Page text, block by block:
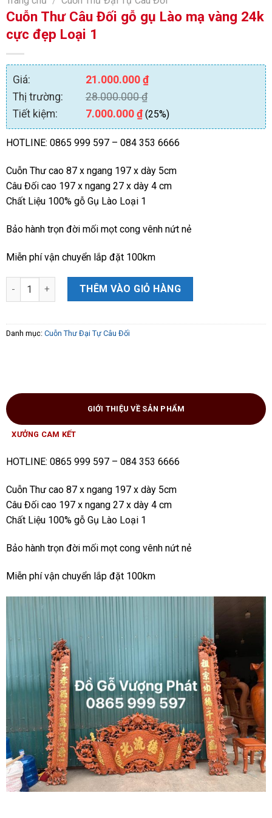
Cuỗn Thư Câu Đối gỗ gụ Lào mạ vàng 24k
cực đẹp Loại 1
Giá: 21.000.000 ₫
Thị trường:
28.000.000₫
Tiết kiệm:
7.000.000 ₫(25%)
HOTLINE: 0865 999 597 – 084 353 6666
Cuỗn Thư cao 87 x ngang 197 x dày 5cm
Câu Đối cao 197 x ngang 27 x dày 4 cm
Chất Liệu 100% gỗ Gụ Lào Loại 1
Bảo hành trọn đời mối mọt cong vênh nứt nẻ
Miễn phí vận chuyển lắp đặt 100km
Cuỗn Thư Câu Đối gỗ gụ Lào mạ vàng 24k cực đẹp Loại 1 số
THÊM VÀO GIỎ HÀNG
Danh mục: Cuỗn Thư Đại Tự Câu Đối
GIỚI THIỆU VỀ SẢN PHẨM
XƯỞNG CAM KẾT
HOTLINE: 0865 999 597 – 084 353 6666
Cuỗn Thư cao 87 x ngang 197 x dày 5cm
Câu Đối cao 197 x ngang 27 x dày 4 cm
Chất Liệu 100% gỗ Gụ Lào Loại 1
Bảo hành trọn đời mối mọt cong vênh nứt nẻ
Miễn phí vận chuyển lắp đặt 100km